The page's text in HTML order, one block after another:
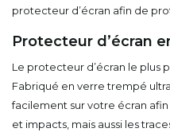
protecteur d’écran afin de
Protecteur d’écran
Le protecteur d’écran le plus
Fabriqué en verre trempé
facilement sur votre écran
et impacts, mais aussi les